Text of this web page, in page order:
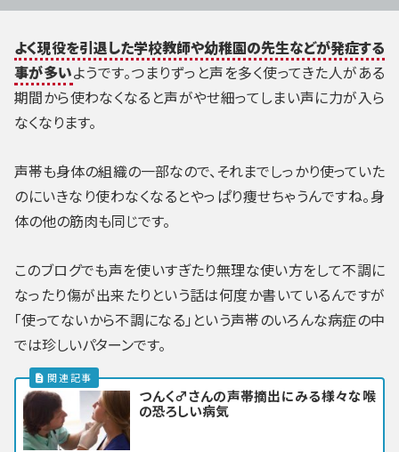
よく現役を引退した学校教師や幼稚園の先生などが発症する
事が多いようです。つまりずっと声を多く使ってきた人がある
期間から使わなくなると声がやせ細ってしまい声に力が入ら
なくなります。
声帯も身体の組織の一部なので、それまでしっかり使っていた
のにいきなり使わなくなるとやっぱり痩せちゃうんですね。身
体の他の筋肉も同じです。
このブログでも声を使いすぎたり無理な使い方をして不調に
なったり傷が出来たりという話は何度か書いているんですが
「使ってないから不調になる」という声帯のいろんな病症の中
では珍しいパターンです。
つんく♂さんの声帯摘出にみる様々な喉
の恐ろしい病気